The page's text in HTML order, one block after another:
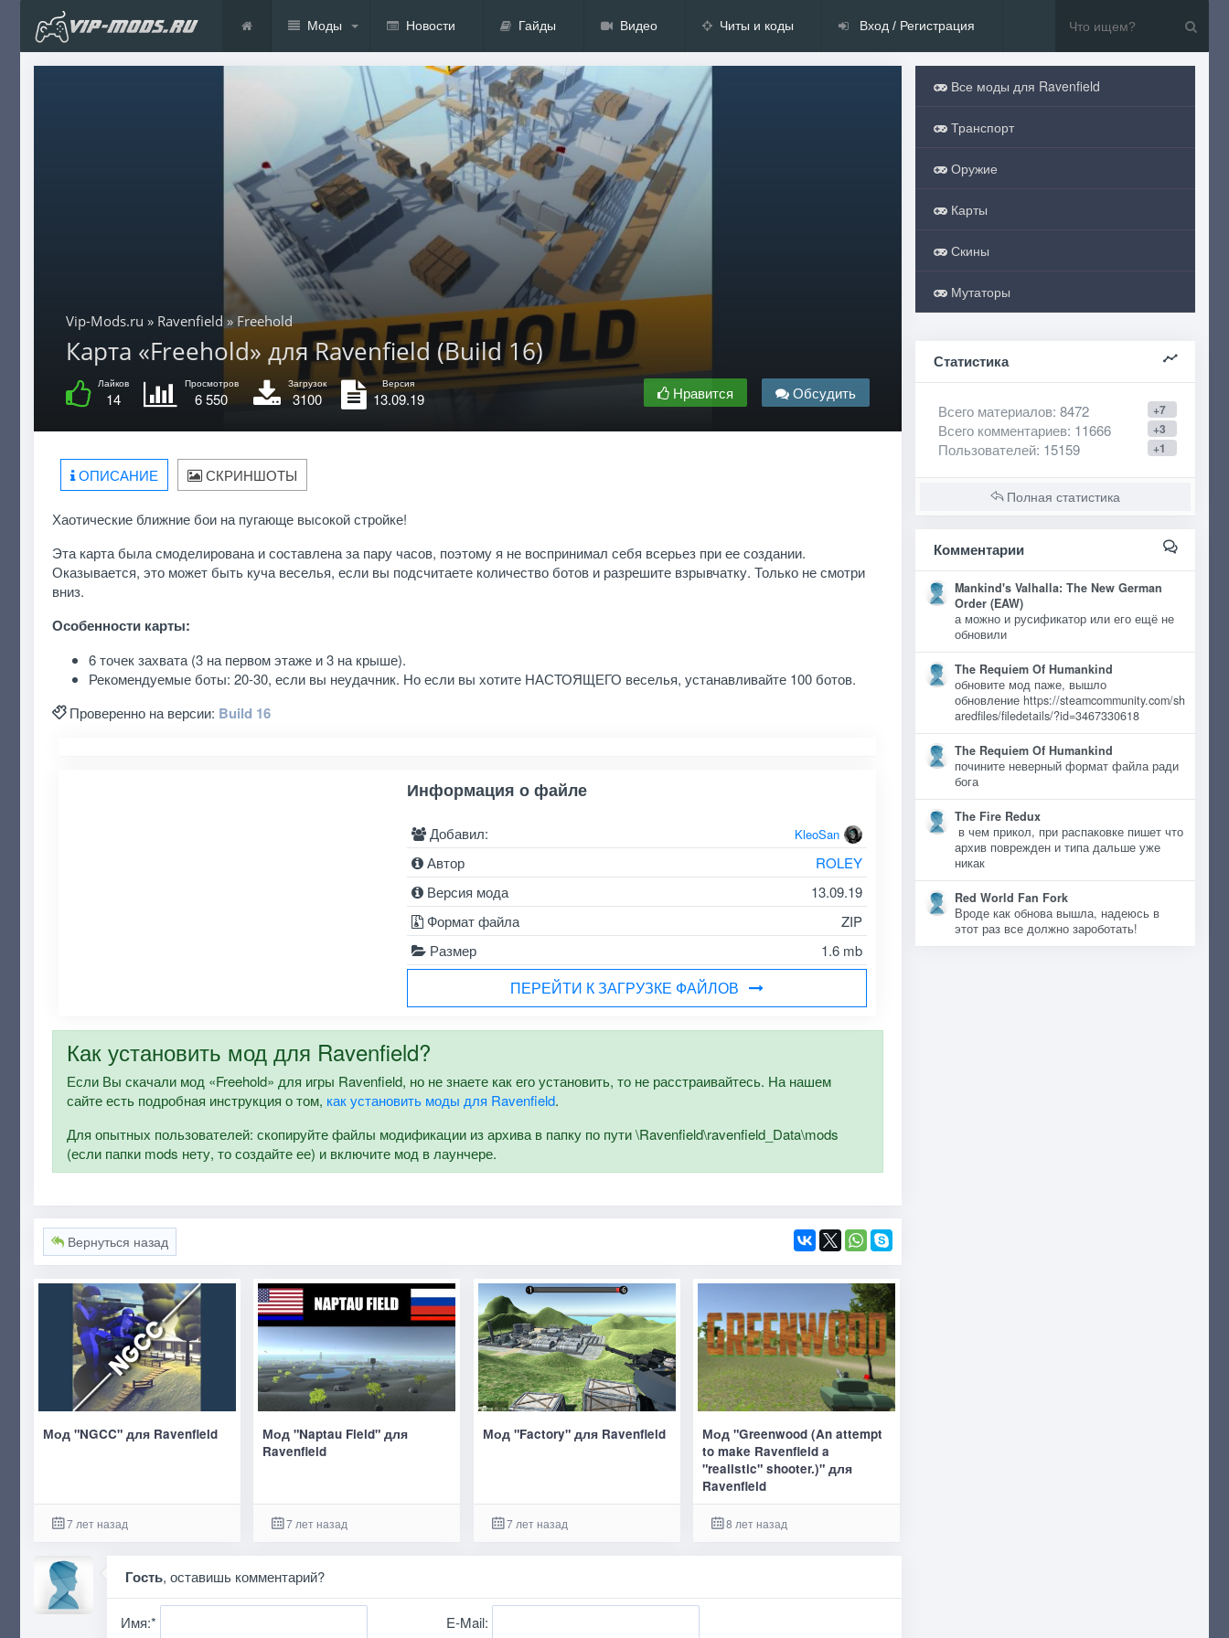
Моды Новости Гайды Видео Читы и коды Вход / Регистрация
Vip-Mods.ru » Ravenfield » Freehold
Карта «Freehold» для Ravenfield (Build 16)
Лайков
14
Просмотров
6 550
Загрузок
3100
Версия
13.09.19 Нравится Обсудить
ОПИСАНИЕ СКРИНШОТЫ
Хаотические ближние бои на пугающе высокой стройке!
Эта карта была смоделирована и составлена за пару часов, поэтому я не воспринимал себя всерьез при ее создании.
Оказывается, это может быть куча веселья, если вы подсчитаете количество ботов и разрешите взрывчатку. Только не смотри
вниз.
Особенности карты:
6 точек захвата (3 на первом этаже и 3 на крыше).
Рекомендуемые боты: 20-30, если вы неудачник. Но если вы хотите НАСТОЯЩЕГО веселья, устанавливайте 100 ботов.
Проверенно на версии: Build 16
Информация о файле
Добавил: KleoSan
Автор
ROLEY
Версия мода
13.09.19
Формат файла
ZIP
Размер
1.6 mb
ПЕРЕЙТИ К ЗАГРУЗКЕ ФАЙЛОВ
Как установить мод для Ravenfield?
Если Вы скачали мод «Freehold» для игры Ravenfield, но не знаете как его установить, то не расстраивайтесь. На нашем
сайте есть подробная инструкция о том, как установить моды для Ravenfield.
Для опытных пользователей: скопируйте файлы модификации из архива в папку по пути \Ravenfield\ravenfield_Data\mods
(если папки mods нету, то создайте ее) и включите мод в лаунчере.
Вернуться назад
Мод "NGCC" для Ravenfield
7 лет назад
Мод "Naptau Field" для
Ravenfield
7 лет назад
Мод "Factory" для Ravenfield
7 лет назад
Мод "Greenwood (An attempt
to make Ravenfield a
"realistic" shooter.)" для
Ravenfield
8 лет назад
Гость, оставишь комментарий?
Имя:* E-Mail:
Все моды для Ravenfield
Транспорт
Оружие
Карты
Скины
Мутаторы
Статистика
+7
Всего материалов: 8472
+3
Всего комментариев: 11666
+1
Пользователей: 15159
Полная статистика
Комментарии
Mankind's Valhalla: The New German
Order (EAW)
а можно и русификатор или его ещё не
обновили
The Requiem Of Humankind
обновите мод паже, вышло
обновление https://steamcommunity.com/sh
aredfiles/filedetails/?id=3467330618
The Requiem Of Humankind
почините неверный формат файла ради
бога
The Fire Redux
в чем прикол, при распаковке пишет что
архив поврежден и типа дальше уже
никак
Red World Fan Fork
Вроде как обнова вышла, надеюсь в
этот раз все должно зароботать!